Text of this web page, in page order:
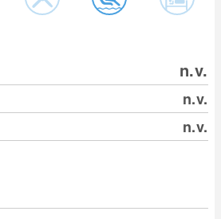
n.v.
n.v.
n.v.